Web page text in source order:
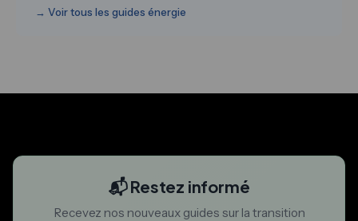
→ Voir tous les guides énergie
📬 Restez informé
Recevez nos nouveaux guides sur la transition